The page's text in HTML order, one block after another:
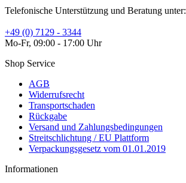
Telefonische Unterstützung und Beratung unter:
+49 (0) 7129 - 3344
Mo-Fr, 09:00 - 17:00 Uhr
Shop Service
AGB
Widerrufsrecht
Transportschaden
Rückgabe
Versand und Zahlungsbedingungen
Streitschlichtung / EU Plattform
Verpackungsgesetz vom 01.01.2019
Informationen